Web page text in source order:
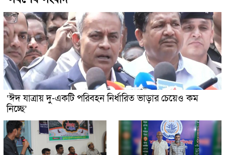
‘ঈদ যাত্রায় দু-একটি পরিবহন নির্ধারিত ভাড়ার চেয়েও কম
নিচ্ছে’